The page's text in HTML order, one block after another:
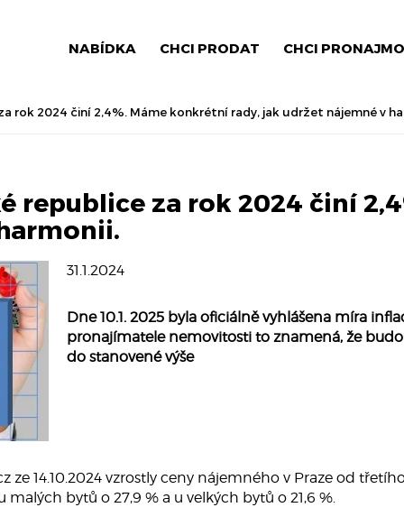
NABÍDKA CHCI PRODAT CHCI
rok 2024 činí 2,4%. Máme konkrétní rady, jak udržet nájemné v
republice za rok 2024 činí
31.1.2024
Dne 10.1. 2025 byla oficiálně vyhlášena míra
pronajímatele nemovitosti to znamená, že
do stanovené výše
ze 14.10.2024 vzrostly ceny nájemného v Praze od
bytů o 27,9 % a u velkých bytů o 21,6 %.